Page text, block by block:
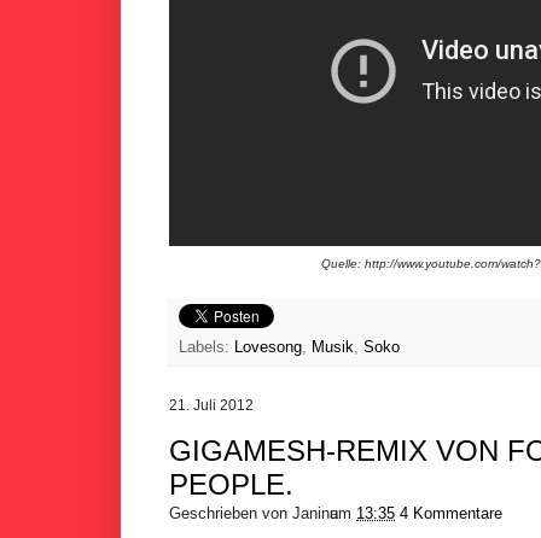
Quelle: http://www.youtube.com/
Labels: Lovesong Musik Soko
21. Juli 2012
GIGAMESH-REMIX VON
PEOPLE.
Geschrieben von Janinaum 13:35 4 Kommentare